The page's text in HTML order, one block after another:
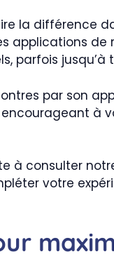
la différence
applications de
jusqu’à
par son
à
à consulter
votre